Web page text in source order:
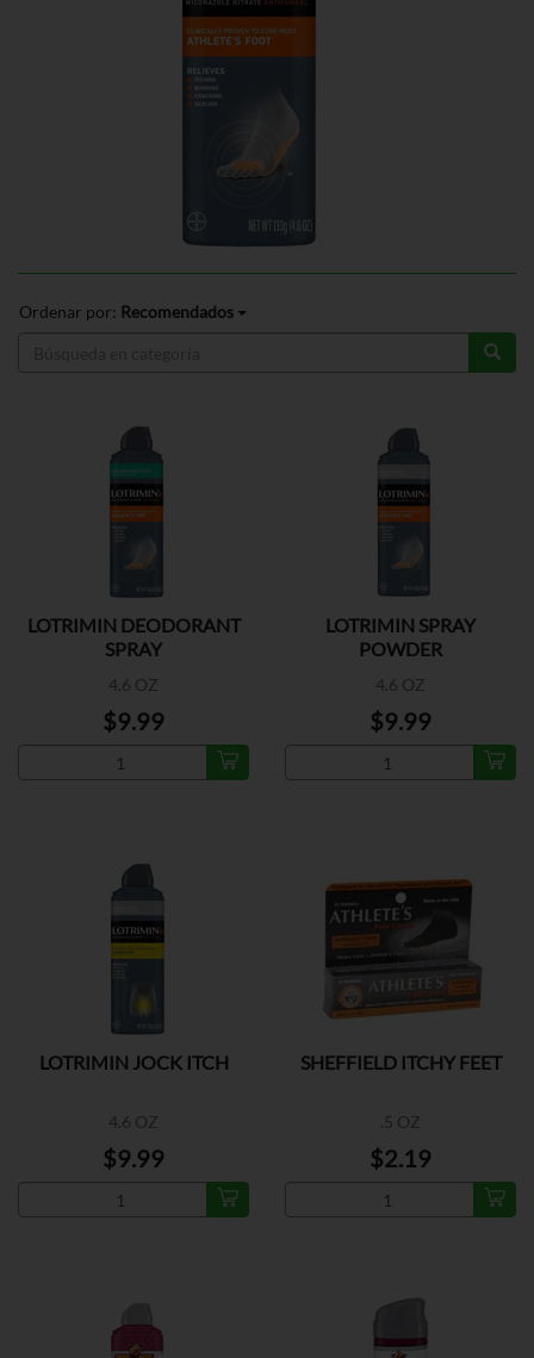
Ordenar por: Recomendados
LOTRIMIN DEODORANT
SPRAY
4.6 OZ
$9.99
LOTRIMIN SPRAY
POWDER
4.6 OZ
$9.99
LOTRIMIN JOCK ITCH
4.6 OZ
$9.99
SHEFFIELD ITCHY FEET
.5 OZ
$2.19